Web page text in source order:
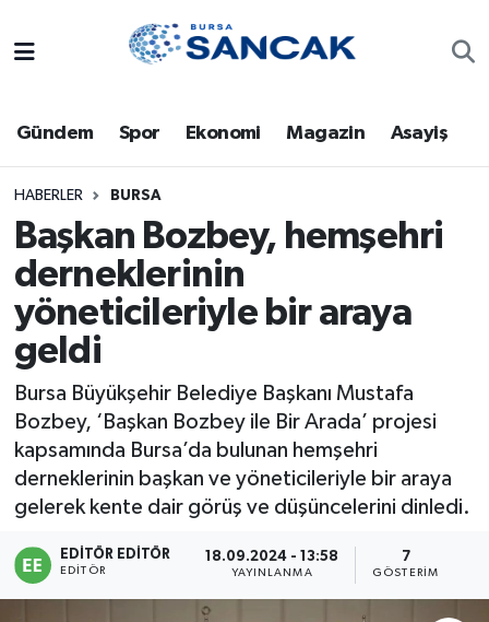
Gündem Spor Ekonomi Magazin Asayiş
HABERLER BURSA
Başkan Bozbey, hemşehri
derneklerinin
yöneticileriyle bir araya
geldi
Bursa Büyükşehir Belediye Başkanı Mustafa
Bozbey, ‘Başkan Bozbey ile Bir Arada’ projesi
kapsamında Bursa’da bulunan hemşehri
derneklerinin başkan ve yöneticileriyle bir araya
gelerek kente dair görüş ve düşüncelerini dinledi.
EDITÖR EDITÖR
EDITÖR
18.09.2024 - 13:58
YAYINLANMA
7
GÖSTERIM
Bursa
Dünya
Eğitim
Ekonomi
Genel
Gündem
Magazin
Trafik Durumu
Süper Lig Puan Durumu ve Fikstür
Tüm Manşetler
Son Dakika Haberleri
Haber Arşivi